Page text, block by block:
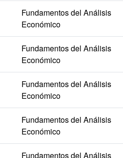
Fundamentos del Análisis
Económico
Fundamentos del Análisis
Económico
Fundamentos del Análisis
Económico
Fundamentos del Análisis
Económico
Fundamentos del Análisis